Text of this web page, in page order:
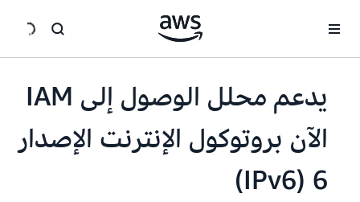
يدعم محلل الوصول إلى IAM
الآن بروتوكول الإنترنت الإصدار
6 (IPv6)